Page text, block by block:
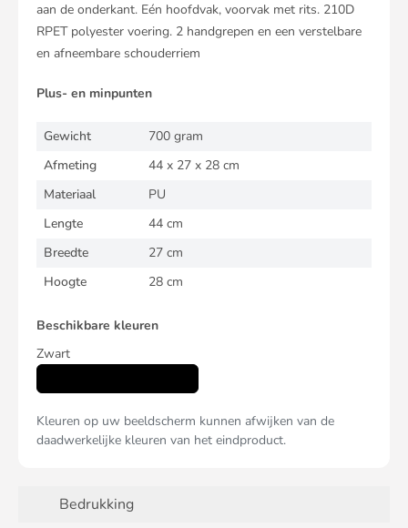
aan de onderkant. Eén hoofdvak, voorvak met rits. 210D
RPET polyester voering. 2 handgrepen en een verstelbare
en afneembare schouderriem
Plus- en minpunten
Gewicht
700 gram
Afmeting
44 x 27 x 28 cm
Materiaal
PU
Lengte
44 cm
Breedte
27 cm
Hoogte
28 cm
Beschikbare kleuren
Zwart
Kleuren op uw beeldscherm kunnen afwijken van de
daadwerkelijke kleuren van het eindproduct.
Bedrukking